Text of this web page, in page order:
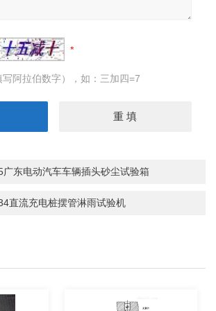
阿拉伯数字），如：三加四=7
广东电动汽车车辆插头砂尘试验箱
直流充电桩摆管淋雨试验机